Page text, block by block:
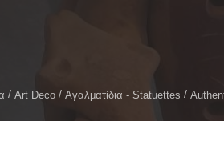
Art Deco Αγαλματίδια - Statuettes